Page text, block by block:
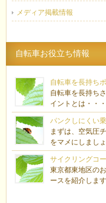
メディア掲載情報
自転車お役立ち情報
自転車を長持ち
自転車を長持ち
イントとは・・・
パンクしにくい
まずは、空気圧
をマメにしましょ
サイクリングコ
東京都東地区の
ースを紹介します